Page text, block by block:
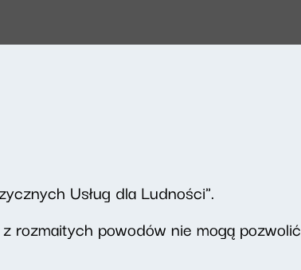
Usług dla Ludności".
rozmaitych powodów nie mogą pozwolić